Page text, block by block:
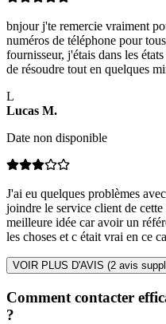
bnjour j'te remercie vraiment
numéros de téléphone pour
fournisseur, j'étais dans les
de résoudre tout en quelques
L
Lucas M.
Date non disponible
J'ai eu quelques problèmes
joindre le service client de
meilleure idée car avoir un
les choses et c était vrai en ce
VOIR PLUS D'AVIS (2 avis
Comment contacter
?